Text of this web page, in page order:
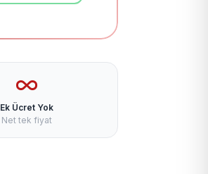
Ek Ücret Yok
Net tek fiyat